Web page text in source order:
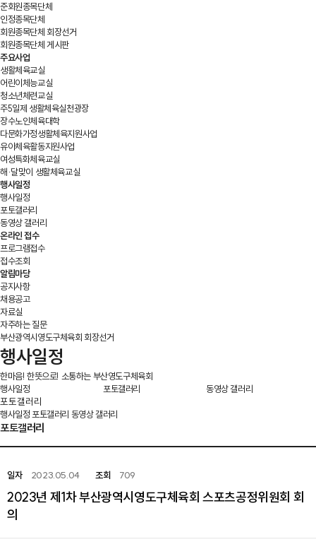
준회원종목단체
인정종목단체
회원종목단체 회장선거
회원종목단체 게시판
주요사업
생활체육교실
어린이체능교실
청소년체련교실
주5일제 생활체육실천광장
장수노인체육대학
다문화가정생활체육지원사업
유아체육활동지원사업
여성특화체육교실
해·달맞이 생활체육교실
행사일정
행사일정
포토갤러리
동영상 갤러리
온라인 접수
프로그램접수
접수조회
알림마당
공지사항
채용공고
자료실
자주하는 질문
부산광역시영도구체육회 회장선거
행사일정
한마음! 한뜻으로! 소통하는 부산영도구체육회
행사일정
포토갤러리
동영상 갤러리
포토갤러리
행사일정 포토갤러리 동영상 갤러리
포토갤러리
일자 2023.05.04 조회 709
2023년 제1차 부산광역시영도구체육회 스포츠공정위원회 회
의